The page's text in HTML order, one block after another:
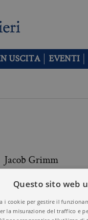
USCITA EVENTI
Jacob Grimm
Questo sito web
i cookie per gestire il
la misurazione del traffico e